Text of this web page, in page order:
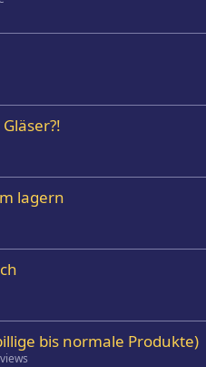
lagern
bis normale Produkte)